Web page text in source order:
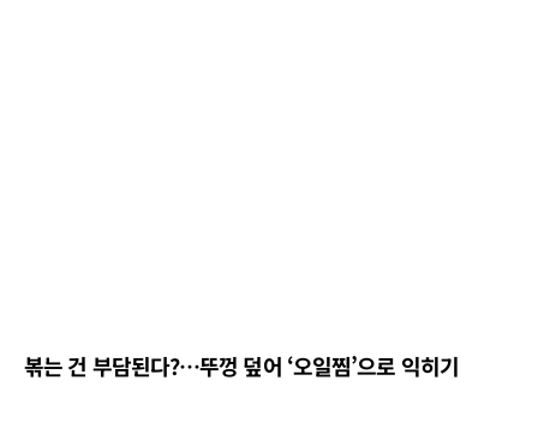
볶는 건 부담된다?…뚜껑 덮어 ‘오일찜’으로 익히기